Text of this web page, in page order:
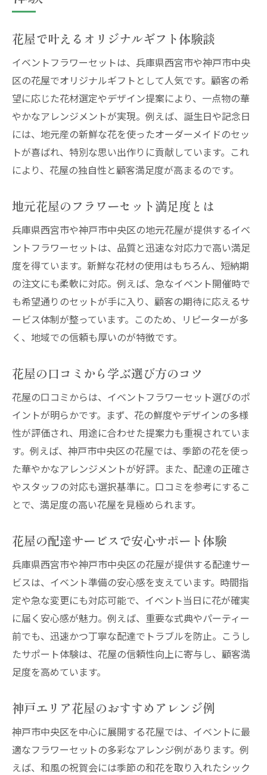
花屋で叶えるオリジナルギフト体験談
イベントフラワーセットは、兵庫県西宮市や神戸市中央
区の花屋でオリジナルギフトとして人気です。顧客の希
望に応じた花材選定やデザイン提案により、一点物の華
やかなアレンジメントが実現。例えば、誕生日や記念日
には、地元産の新鮮な花を使ったオーダーメイドのセッ
トが喜ばれ、特別な思い出作りに貢献しています。これ
により、花屋の独自性と顧客満足度が高まるのです。
地元花屋のフラワーセット満足度とは
兵庫県西宮市や神戸市中央区の地元花屋が提供するイベ
ントフラワーセットは、品質と迅速な対応力で高い満足
度を得ています。新鮮な花材の使用はもちろん、短納期
の注文にも柔軟に対応。例えば、急なイベント開催時で
も希望通りのセットが手に入り、顧客の期待に応えるサ
ービス体制が整っています。このため、リピーターが多
く、地域での信頼も厚いのが特徴です。
花屋の口コミから学ぶ選び方のコツ
花屋の口コミからは、イベントフラワーセット選びのポ
イントが明らかです。まず、花の鮮度やデザインの多様
性が評価され、用途に合わせた提案力も重視されていま
す。例えば、神戸市中央区の花屋では、季節の花を使っ
た華やかなアレンジメントが好評。また、配達の正確さ
やスタッフの対応も選択基準に。口コミを参考にするこ
とで、満足度の高い花屋を見極められます。
花屋の配達サービスで安心サポート体験
兵庫県西宮市や神戸市中央区の花屋が提供する配達サー
ビスは、イベント準備の安心感を支えています。時間指
定や急な変更にも対応可能で、イベント当日に花が確実
に届く安心感が魅力。例えば、重要な式典やパーティー
前でも、迅速かつ丁寧な配達でトラブルを防止。こうし
たサポート体験は、花屋の信頼性向上に寄与し、顧客満
足度を高めています。
神戸エリア花屋のおすすめアレンジ例
神戸市中央区を中心に展開する花屋では、イベントに最
適なフラワーセットの多彩なアレンジ例があります。例
えば、和風の祝賀会には季節の和花を取り入れたシック